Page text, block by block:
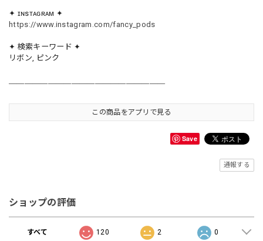
✦ ɪɴsᴛᴀɢʀᴀᴍ ✦
https://www.instagram.com/fancy_pods
✦ 検索キーワード ✦
リボン, ピンク
この商品をアプリで見る
Save
通報する
ショップの評価
すべて 120 2 0